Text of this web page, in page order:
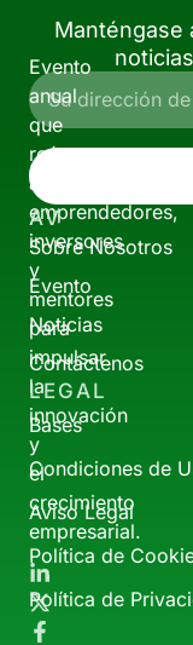
Evento
anual
que
reúne
a
emprendedores,
inversores
y
mentores
para
impulsar
la
innovación
y
el
crecimiento
empresarial.
Manténgase
AV
Sobre Nosotros
Evento
Noticias
Contáctenos
LEGAL
Bases
Condiciones de
Aviso Legal
Política de
Política de